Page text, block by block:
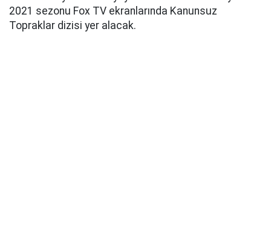
2021 sezonu Fox TV ekranlarında Kanunsuz
Topraklar dizisi yer alacak.